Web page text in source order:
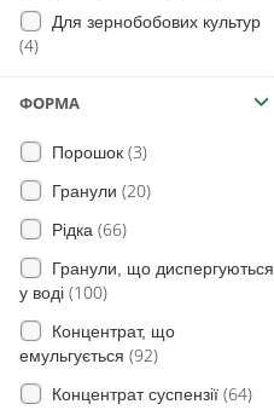
Просо волосовидне
Пирій повзучий
Пальчатка криваво-червона
(63)
Сить(9)
Дурман смердючий
Томат(26)
Хміль
Люцерна
Просо(8)
Для зернобобових культур
(4)
ФОРМА
Порошок (3)
Гранули (20)
Рідка (66)
Гранули, що диспергуються
у воді (100)
Концентрат, що
емульгується (92)
Концентрат суспензії (64)